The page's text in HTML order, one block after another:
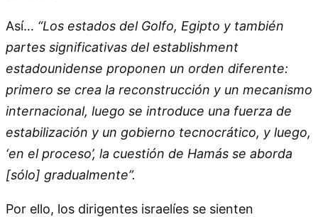
Así… “Los estados del Golfo, Egipto y también
partes significativas del establishment
estadounidense proponen un orden diferente:
primero se crea la reconstrucción y un mecanismo
internacional, luego se introduce una fuerza de
estabilización y un gobierno tecnocrático, y luego,
‘en el proceso’, la cuestión de Hamás se aborda
[sólo] gradualmente”.
Por ello, los dirigentes israelíes se sienten